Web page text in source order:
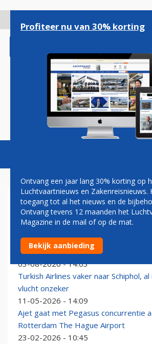
gaan
Magazine Podcasts
ISTANBUL
Turkish Airlines verplaatst komende
op route naar Sydney
03-08-2026 - 14:03
Turkish Airlines vaker naar Schiphol,
vlucht onzeker
11-05-2026 - 14:09
Ajet gaat met Pegasus concurrentie
Rotterdam The Hague Airport
23-02-2026 - 10:45
Profiteer nu van 30% korting
Ontvang een jaar lang 30% korting op
Luchtvaartnieuws en Zakenreisnieuws.
toegang tot al het nieuws en de
Ontvang tevens 12 maanden het
Magazine in de mail of op de mat.
Bekijk aanbieding